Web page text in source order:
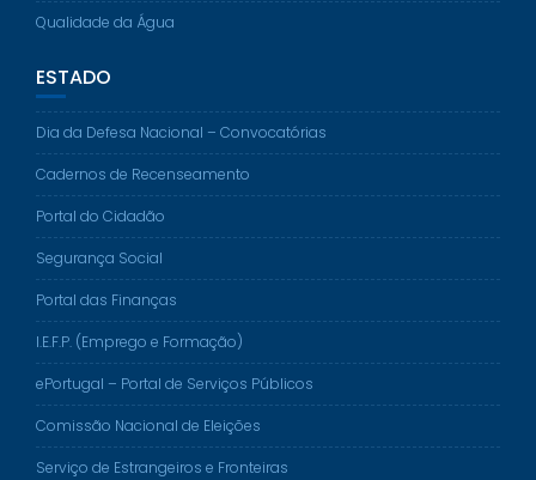
Qualidade da Água
ESTADO
Dia da Defesa Nacional – Convocatórias
Cadernos de Recenseamento
Portal do Cidadão
Segurança Social
Portal das Finanças
I.E.F.P. (Emprego e Formação)
ePortugal – Portal de Serviços Públicos
Comissão Nacional de Eleições
Serviço de Estrangeiros e Fronteiras